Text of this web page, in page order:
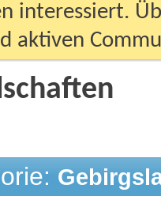
interessiert.
aktiven